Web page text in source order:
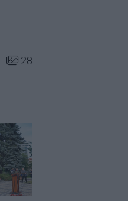
Liczba zdjęć w galerii:
28